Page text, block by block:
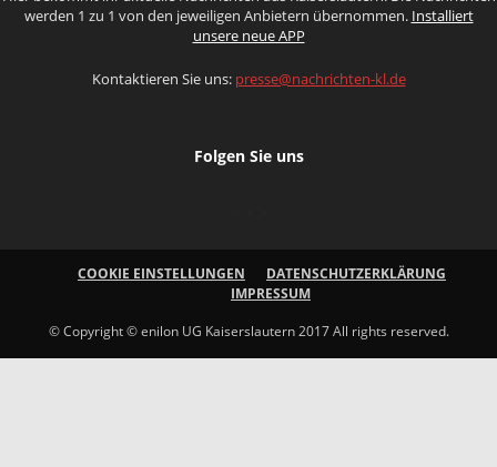
werden 1 zu 1 von den jeweiligen Anbietern übernommen. Installiert
unsere neue APP
Kontaktieren Sie uns: presse@nachrichten-kl.de
Folgen Sie uns
COOKIE EINSTELLUNGEN
DATENSCHUTZERKLÄRUNG
IMPRESSUM
© Copyright © enilon UG Kaiserslautern 2017 All rights reserved.